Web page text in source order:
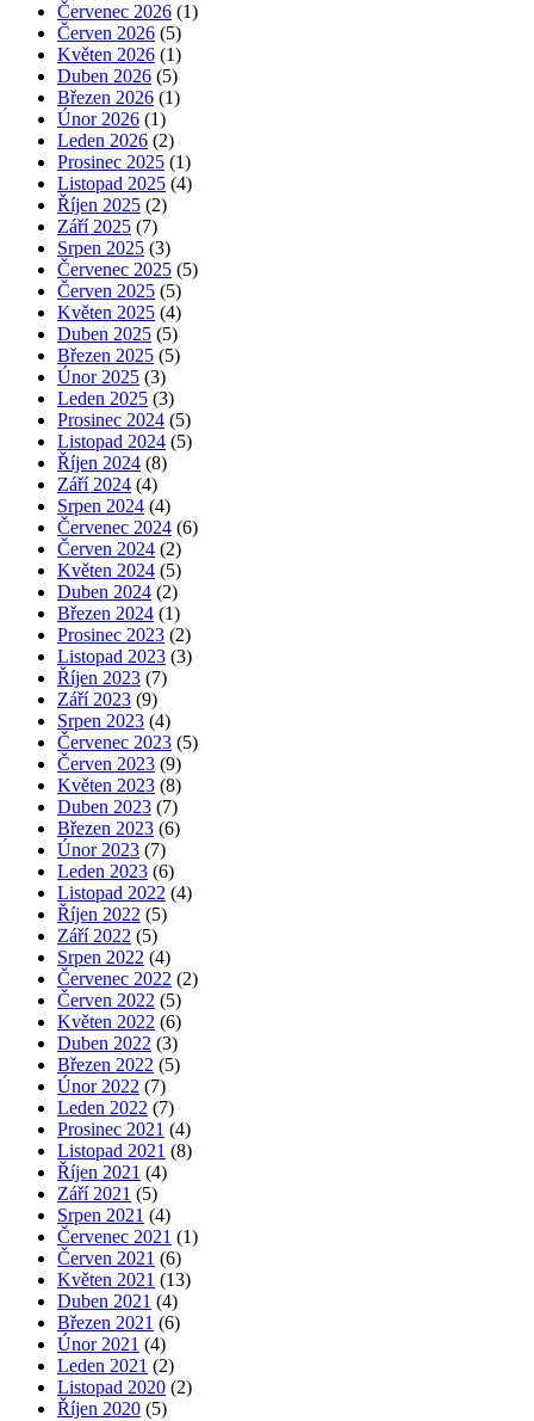
Červenec 2026 (1)
Červen 2026 (5)
Květen 2026 (1)
Duben 2026 (5)
Březen 2026 (1)
Únor 2026 (1)
Leden 2026 (2)
Prosinec 2025 (1)
Listopad 2025 (4)
Říjen 2025 (2)
Září 2025 (7)
Srpen 2025 (3)
Červenec 2025 (5)
Červen 2025 (5)
Květen 2025 (4)
Duben 2025 (5)
Březen 2025 (5)
Únor 2025 (3)
Leden 2025 (3)
Prosinec 2024 (5)
Listopad 2024 (5)
Říjen 2024 (8)
Září 2024 (4)
Srpen 2024 (4)
Červenec 2024 (6)
Červen 2024 (2)
Květen 2024 (5)
Duben 2024 (2)
Březen 2024 (1)
Prosinec 2023 (2)
Listopad 2023 (3)
Říjen 2023 (7)
Září 2023 (9)
Srpen 2023 (4)
Červenec 2023 (5)
Červen 2023 (9)
Květen 2023 (8)
Duben 2023 (7)
Březen 2023 (6)
Únor 2023 (7)
Leden 2023 (6)
Listopad 2022 (4)
Říjen 2022 (5)
Září 2022 (5)
Srpen 2022 (4)
Červenec 2022 (2)
Červen 2022 (5)
Květen 2022 (6)
Duben 2022 (3)
Březen 2022 (5)
Únor 2022 (7)
Leden 2022 (7)
Prosinec 2021 (4)
Listopad 2021 (8)
Říjen 2021 (4)
Září 2021 (5)
Srpen 2021 (4)
Červenec 2021 (1)
Červen 2021 (6)
Květen 2021 (13)
Duben 2021 (4)
Březen 2021 (6)
Únor 2021 (4)
Leden 2021 (2)
Listopad 2020 (2)
Říjen 2020 (5)